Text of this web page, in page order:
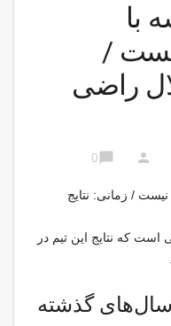
با
/
راضی‌
person
chat_bubble
0
/ زمانی: نتایج
که نتایج این تیم در
سال‌های گذشته